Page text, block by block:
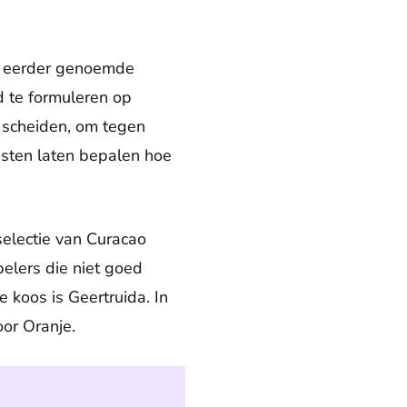
genoemde
te formuleren op
om tegen
laten bepalen hoe
van Curacao
die niet goed
koos is Geertruida. In
Oranje.